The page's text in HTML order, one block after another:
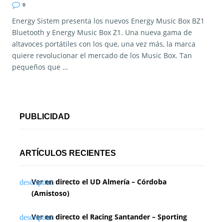
0
Energy Sistem presenta los nuevos Energy Music Box BZ1
Bluetooth y Energy Music Box Z1. Una nueva gama de
altavoces portátiles con los que, una vez más, la marca
quiere revolucionar el mercado de los Music Box. Tan
pequeños que …
PUBLICIDAD
ARTÍCULOS RECIENTES
Ver en directo el UD Almería – Córdoba
(Amistoso)
Ver en directo el Racing Santander – Sporting